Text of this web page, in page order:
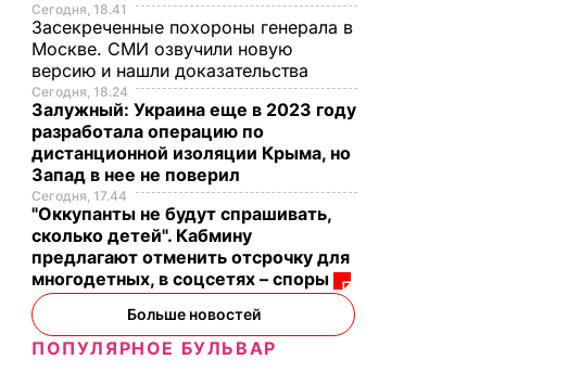
Сегодня, 18.41
Засекреченные похороны генерала в
Москве. СМИ озвучили новую
версию и нашли доказательства
Сегодня, 18.24
Залужный: Украина еще в 2023 году
разработала операцию по
дистанционной изоляции Крыма, но
Запад в нее не поверил
Сегодня, 17.44
"Оккупанты не будут спрашивать,
сколько детей". Кабмину
предлагают отменить отсрочку для
многодетных, в соцсетях – споры
Больше новостей
ПОПУЛЯРНОЕ БУЛЬВАР